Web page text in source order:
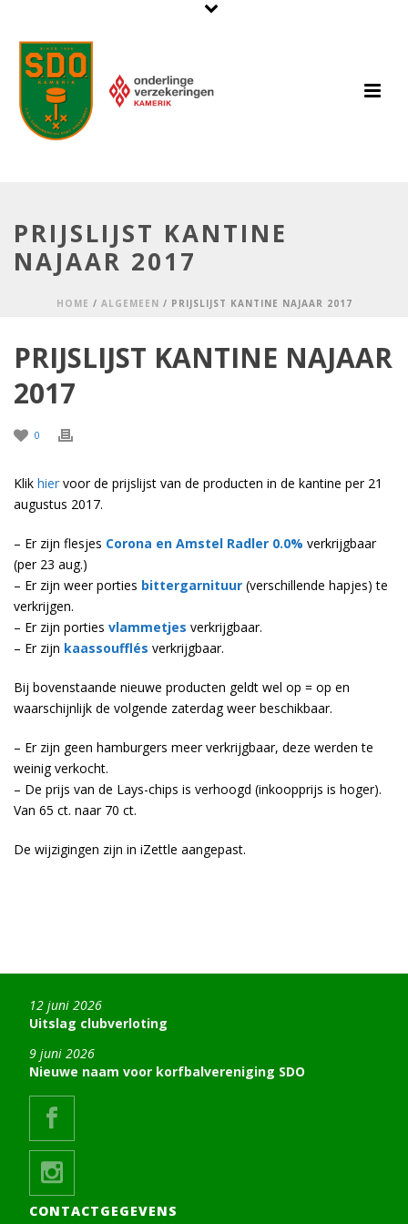
PRIJSLIJST KANTINE
NAJAAR 2017
HOME / ALGEMEEN / PRIJSLIJST KANTINE NAJAAR 2017
PRIJSLIJST KANTINE NAJAAR
2017
0
Klik hier voor de prijslijst van de producten in de kantine per 21
augustus 2017.
– Er zijn flesjes Corona en Amstel Radler 0.0% verkrijgbaar
(per 23 aug.)
– Er zijn weer porties bittergarnituur (verschillende hapjes) te
verkrijgen.
– Er zijn porties vlammetjes verkrijgbaar.
– Er zijn kaassoufflés verkrijgbaar.
Bij bovenstaande nieuwe producten geldt wel op = op en
waarschijnlijk de volgende zaterdag weer beschikbaar.
– Er zijn geen hamburgers meer verkrijgbaar, deze werden te
weinig verkocht.
– De prijs van de Lays-chips is verhoogd (inkoopprijs is hoger).
Van 65 ct. naar 70 ct.
De wijzigingen zijn in iZettle aangepast.
Uitslag clubverloting
12 juni 2026
Nieuwe naam voor korfbalvereniging SDO
9 juni 2026
CONTACTGEGEVENS